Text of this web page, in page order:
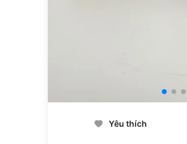
Yêu thích